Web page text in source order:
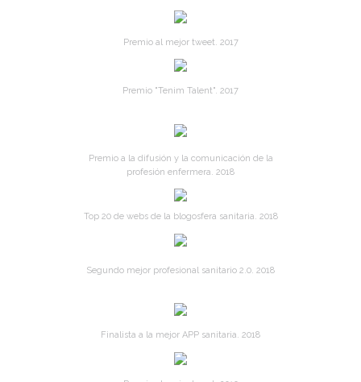
Premio al mejor tweet. 2017
Premio "Tenim Talent". 2017
Premio a la difusión y la comunicación de la
profesión enfermera. 2018
Top 20 de webs de la blogosfera sanitaria. 2018
Segundo mejor profesional sanitario 2.0. 2018
Finalista a la mejor APP sanitaria. 2018